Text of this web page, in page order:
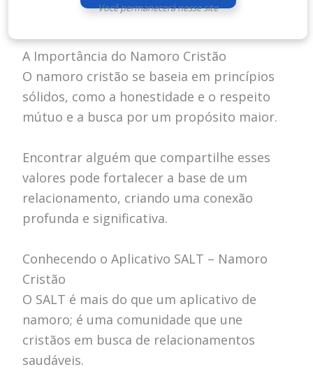
Você permanecerá nesse site
A Importância do Namoro Cristão
O namoro cristão se baseia em princípios
sólidos, como a honestidade e o respeito
mútuo e a busca por um propósito maior.
Encontrar alguém que compartilhe esses
valores pode fortalecer a base de um
relacionamento, criando uma conexão
profunda e significativa.
Conhecendo o Aplicativo SALT – Namoro
Cristão
O SALT é mais do que um aplicativo de
namoro; é uma comunidade que une
cristãos em busca de relacionamentos
saudáveis.